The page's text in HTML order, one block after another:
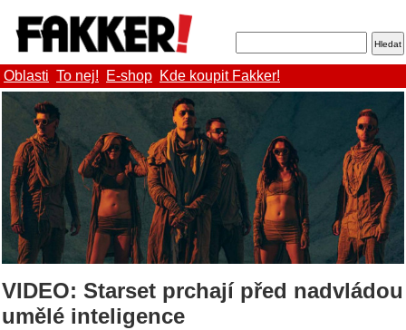
Oblasti To nej! E-shop Kde koupit Fakker!
VIDEO: Starset prchají před nadvládou
umělé inteligence